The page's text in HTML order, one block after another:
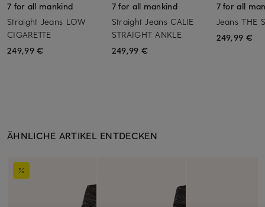
7 for all mankind
Straight Jeans LOW
CIGARETTE
249,99 €
7 for all mankind
Straight Jeans CALIE
STRAIGHT ANKLE
249,99 €
7 for all
Jeans THE
249,99 €
ÄHNLICHE ARTIKEL ENTDECKEN